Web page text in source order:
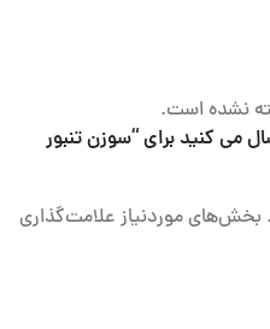
نشده است.
می کنید برای “سوزن تنبور
بخش‌های موردنیاز علامت‌گذاری